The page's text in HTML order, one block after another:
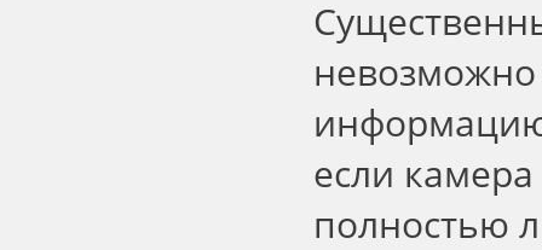
невозможно
если
полностью